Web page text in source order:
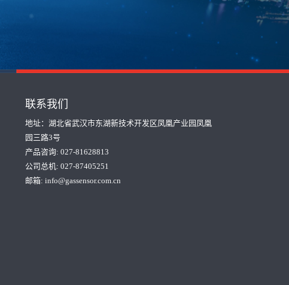
联系我们
地址：湖北省武汉市东湖新技术开发区凤凰产业园凤凰
园三路3号
产品咨询: 027-81628813
公司总机: 027-87405251
邮箱: info@gassensor.com.cn